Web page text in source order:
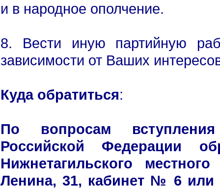
и в народное ополчение.
8. Вести иную партийную
зависимости от Ваших
Куда обратиться:
По вопросам
Российской Федерации
Нижнетагильского
Ленина, 31, кабинет № 6 или